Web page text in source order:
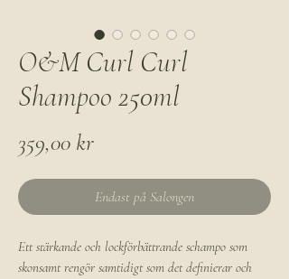
O&M Curl Curl
Shampoo 250ml
359,00 krPris
Endast på Salongen
Ett stärkande och lockförbättrande schampo som
skonsamt rengör samtidigt som det definierar och